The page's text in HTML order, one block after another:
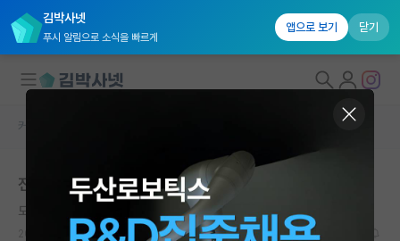
김박사넷
푸시 알림으로 소식을 빠르게
앱으로 보기 닫기
국내대학원 정보
연구실&오픈랩
커뮤니티 홈
전자공학 석사 준비하려는데 몇가지 고민있습니다
도도한 요하네스 케플러
2024.06.24 4 2806